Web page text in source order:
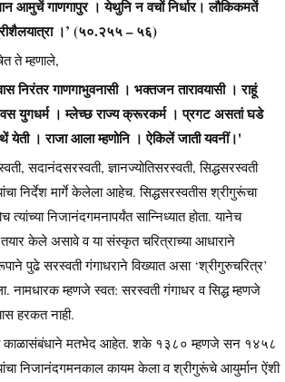
आमुचें गाणगापुर । येथुनि न वचों निर्धार। लौकिकमतें
।’ (५०.२५५ – ५६)
ते म्हणाले,
निरंतर गाणगाभुवनासी । भक्तजन तारावयासी । राहूं
युगधर्म । म्लेच्छ राज्य क्रूरकर्म । प्रगट असतां घडे
। राजा आला म्हणोनि । ऐकिलें जाती यवनीं।'
सदानंदसरस्वती, ज्ञानज्योतिसरस्वती, सिद्धसरस्वती
निर्देश मार्गे केलेला आहेच. सिद्धसरस्वतीस श्रीगुरूंचा
निजानंदगमनापर्यंत सान्निध्यात होता. यानेच
केले असावे व या संस्कृत चरित्राच्या आधाराने
पुढे सरस्वती गंगाधराने विख्यात असा ‘श्रीगुरुचरित्र’
नामधारक म्हणजे स्वत: सरस्वती गंगाधर व सिद्ध म्हणजे
हरकत नाही.
काळासंबंधाने मतभेद आहेत. शके १३८० म्हणजे सन १४५८
निजानंदगमनकाल कायम केला व श्रीगुरूंचे आयुर्मान ऐंशी